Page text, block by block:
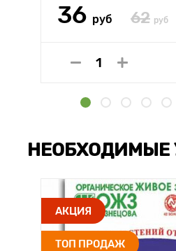
36 руб 62 руб
НЕОБХОДИМЫЕ
АКЦИЯ
ТОП ПРОДАЖ